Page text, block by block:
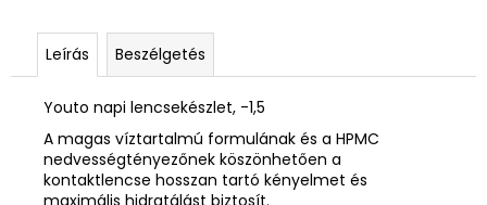
Leírás Beszélgetés
Youto napi lencsekészlet, -1,5
A magas víztartalmú formulának és a HPMC
nedvességtényezőnek köszönhetően a
kontaktlencse hosszan tartó kényelmet és
maximális hidratálást biztosít.